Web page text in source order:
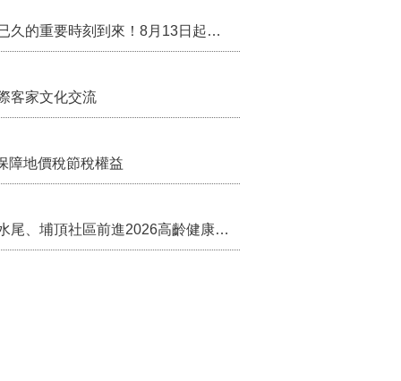
行政院核定西拉雅族為平埔原住民族群 盼望已久的重要時刻到來！8月13日起受理民族成員名冊登記
客家文化交流
障地價稅節稅權益
苗栗農村綠色照顧成果登上全國舞台！ 後龍水尾、埔頂社區前進2026高齡健康產業博覽會